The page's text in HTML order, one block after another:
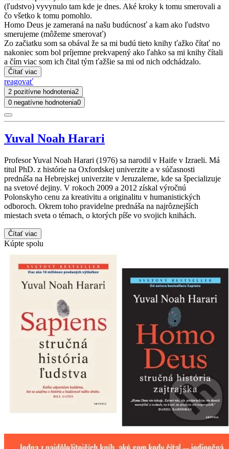
(ľudstvo) vyvynulo tam kde je dnes. Aké kroky k tomu smerovali a
čo všetko k tomu pomohlo.
Homo Deus je zameraná na našu budúcnosť a kam ako ľudstvo
smerujeme (môžeme smerovať)
Zo začiatku som sa obával že sa mi budú tieto knihy ťažko čítať no
nakoniec som bol príjemne prekvapený ako ľahko sa mi knihy čítali
a čím viac som ich čital tým ťažšie sa mi od nich odchádzalo.
Čítať viac
reagovať
2 pozitívne hodnotenia2
0 negatívne hodnotenia0
Yuval Noah Harari
Profesor Yuval Noah Harari (1976) sa narodil v Haife v Izraeli. Má
titul PhD. z histórie na Oxfordskej univerzite a v súčasnosti
prednáša na Hebrejskej univerzite v Jeruzaleme, kde sa špecializuje
na svetové dejiny. V rokoch 2009 a 2012 získal výročnú
Polonskyho cenu za kreativitu a originalitu v humanistických
odboroch. Okrem toho pravidelne prednáša na najrôznejších
miestach sveta o témach, o ktorých píše vo svojich knihách.
Čítať viac
Kúpte spolu